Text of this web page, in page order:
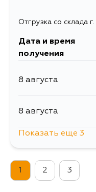
Отгрузка со склада
Дата и время
получения
8 августа
8 августа
10 августа
Показать еще 3
1 2 3